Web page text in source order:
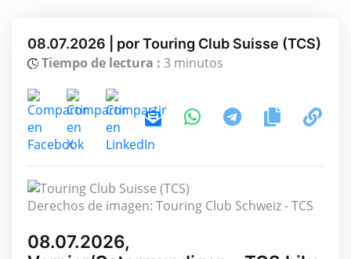
08.07.2026 | por Touring Club Suisse (TCS)
Tiempo de lectura : 3 minutos
Derechos de imagen: Touring Club Schweiz - TCS
08.07.2026,